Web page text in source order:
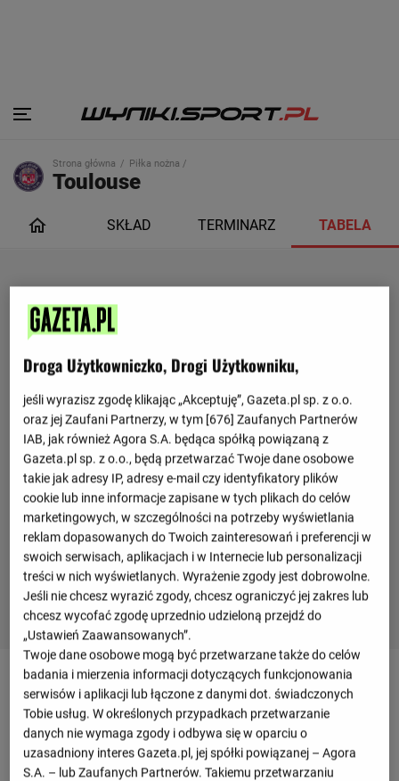
Strona główna Piłka nożna /
Toulouse
SKŁAD TERMINARZ TABELA
Tabele drużyny
Ligue 1
M
Droga Użytkowniczko, Drogi Użytkowniku,
jeśli wyrazisz zgodę klikając „Akceptuję”, Gazeta.pl sp. z o.o.
oraz jej Zaufani Partnerzy, w tym [676] Zaufanych Partnerów
IAB, jak również Agora S.A. będąca spółką powiązaną z
Gazeta.pl sp. z o.o., będą przetwarzać Twoje dane osobowe
takie jak adresy IP, adresy e-mail czy identyfikatory plików
cookie lub inne informacje zapisane w tych plikach do celów
marketingowych, w szczególności na potrzeby wyświetlania
reklam dopasowanych do Twoich zainteresowań i preferencji w
swoich serwisach, aplikacjach i w Internecie lub personalizacji
treści w nich wyświetlanych. Wyrażenie zgody jest dobrowolne.
Jeśli nie chcesz wyrazić zgody, chcesz ograniczyć jej zakres lub
chcesz wycofać zgodę uprzednio udzieloną przejdź do
„Ustawień Zaawansowanych”.
Twoje dane osobowe mogą być przetwarzane także do celów
badania i mierzenia informacji dotyczących funkcjonowania
serwisów i aplikacji lub łączone z danymi dot. świadczonych
Tobie usług. W określonych przypadkach przetwarzanie
danych nie wymaga zgody i odbywa się w oparciu o
uzasadniony interes Gazeta.pl, jej spółki powiązanej – Agora
S.A. – lub Zaufanych Partnerów. Takiemu przetwarzaniu